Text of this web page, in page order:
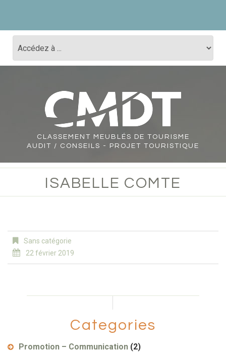
CLASSEMENT
MEUBLÉS DE TOURISME
AUDIT / CONSEILS - PROJET TOURISTIQUE
ISABELLE COMTE
Sans catégorie
22 février 2019
Categories
Promotion – Communication (2)